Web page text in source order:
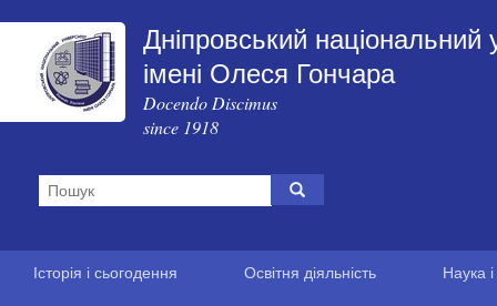
Дніпровський національний
імені Олеся Гончара
Docendo Discimus
since 1918
Історія і сьогодення Освітня діяльність Наука